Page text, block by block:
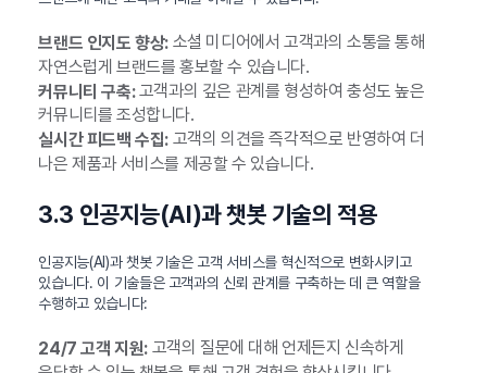
브랜드 인지도 향상:소셜 미디어에서 고객과의 소통을 통해
자연스럽게 브랜드를 홍보할 수 있습니다.
커뮤니티 구축:고객과의 깊은 관계를 형성하여 충성도 높은
커뮤니티를 조성합니다.
실시간 피드백 수집:고객의 의견을 즉각적으로 반영하여 더
나은 제품과 서비스를 제공할 수 있습니다.
3.3 인공지능(AI)과 챗봇 기술의 적용
인공지능(AI)과 챗봇 기술은 고객 서비스를 혁신적으로 변화시키고
있습니다. 이 기술들은 고객과의 신뢰 관계를 구축하는 데 큰 역할을
수행하고 있습니다:
24/7 고객 지원:고객의 질문에 대해 언제든지 신속하게